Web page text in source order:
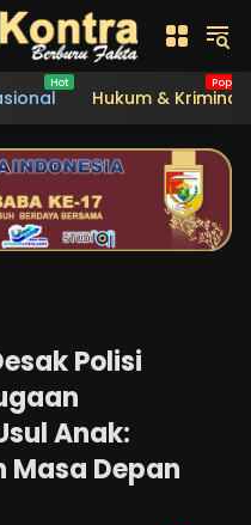
Hukum & Kriminal
Polisi
Anak:
Masa Depan